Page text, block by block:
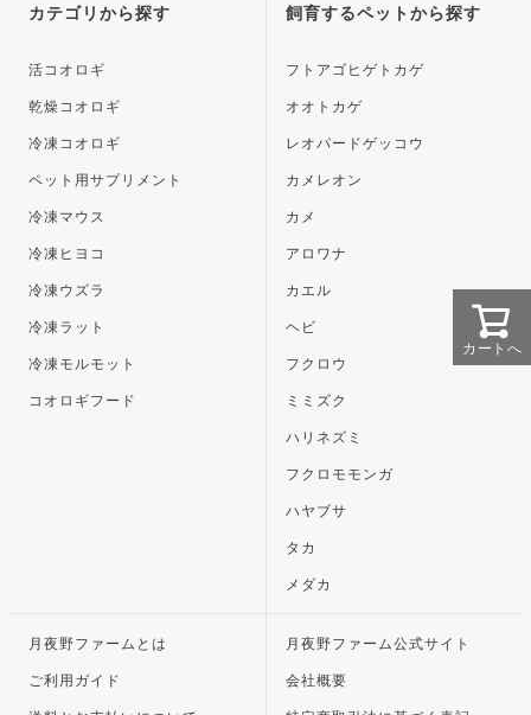
カートへ
カテゴリから探す
活コオロギ
乾燥コオロギ
冷凍コオロギ
ペット用サプリメント
冷凍マウス
冷凍ヒヨコ
冷凍ウズラ
冷凍ラット
冷凍モルモット
コオロギフード
飼育するペットから探す
フトアゴヒゲトカゲ
オオトカゲ
レオパードゲッコウ
カメレオン
カメ
アロワナ
カエル
ヘビ
フクロウ
ミミズク
ハリネズミ
フクロモモンガ
ハヤブサ
タカ
メダカ
月夜野ファームとは
ご利用ガイド
月夜野ファーム公式サイト
会社概要